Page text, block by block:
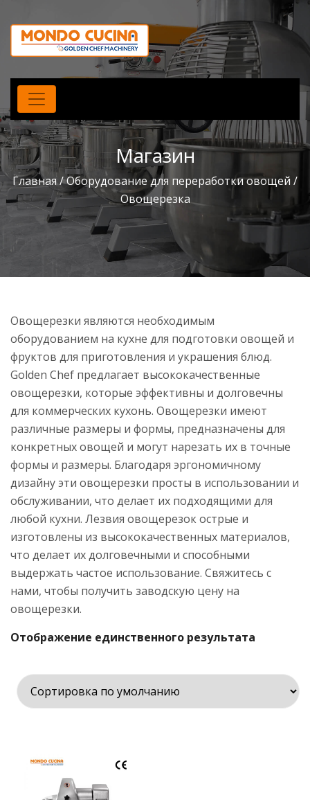
Магазин
Главная/Оборудование для переработки овощей/
Овощерезка
Овощерезки являются необходимым
оборудованием на кухне для подготовки овощей и
фруктов для приготовления и украшения блюд.
Golden Chef предлагает высококачественные
овощерезки, которые эффективны и долговечны
для коммерческих кухонь. Овощерезки имеют
различные размеры и формы, предназначены для
конкретных овощей и могут нарезать их в точные
формы и размеры. Благодаря эргономичному
дизайну эти овощерезки просты в использовании и
обслуживании, что делает их подходящими для
любой кухни. Лезвия овощерезок острые и
изготовлены из высококачественных материалов,
что делает их долговечными и способными
выдержать частое использование. Свяжитесь с
нами, чтобы получить заводскую цену на
овощерезки.
Отображение единственного результата